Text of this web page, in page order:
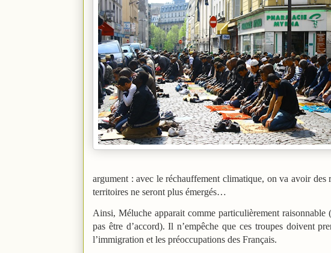
argument : avec le réchauffement climatique, on va avoir
territoires ne seront plus émergés…
Ainsi, Méluche apparait comme particulièrement
pas être d’accord). Il n’empêche que ces troupes doivent
l’immigration et les préoccupations des Français.